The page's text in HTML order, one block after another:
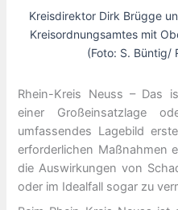
Kreisdirektor Dirk Brügge
Kreisordnungsamtes mit
(Foto: S. Büntig/
Rhein-Kreis Neuss – Das
einer Großeinsatzlage
umfassendes Lagebild
erforderlichen Maßnahmen
die Auswirkungen von
oder im Idealfall sogar zu